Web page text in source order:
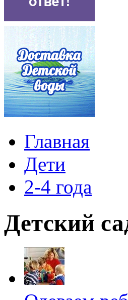
Главная
Дети
2-4 года
Детский